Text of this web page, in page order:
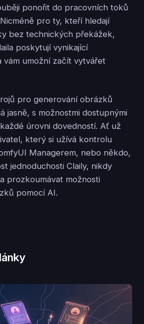
ponořit do pracovních toků
pro ty, kteří hledají
bez technických překážek,
poskytují vynikající
umožní začít vytvářet
pro generování obrázků
jasně, s možnostmi dostupnými
úrovni dovedností. Ať už
který si užívá kontrolu
Managerem, nebo někdo,
jednoduchosti Claily, nikdy
prozkoumávat možnosti
pomocí AI.